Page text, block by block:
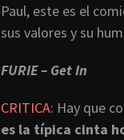
Paul, este es el
sus valores y su
FURIE – Get In
CRITICA: Hay que
es la típica cinta